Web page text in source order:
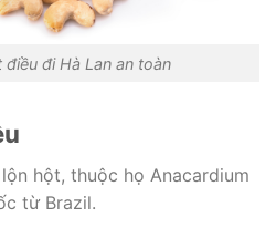
điều đi Hà Lan an toàn
hột, thuộc họ Anacardium
từ Brazil.